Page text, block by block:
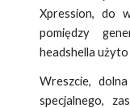
Xpression, do
pomiędzy
headshella
Wreszcie,
specjalnego,